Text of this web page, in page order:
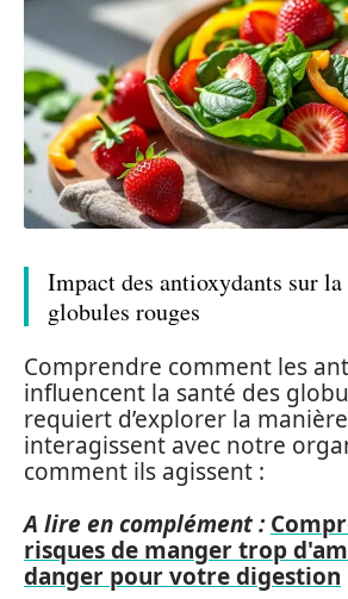
Impact des antioxydants sur la
globules rouges
Comprendre comment les
influencent la santé des
requiert d’explorer la
interagissent avec notre
comment ils agissent :
A lire en complément :
risques de manger trop
danger pour votre digestion